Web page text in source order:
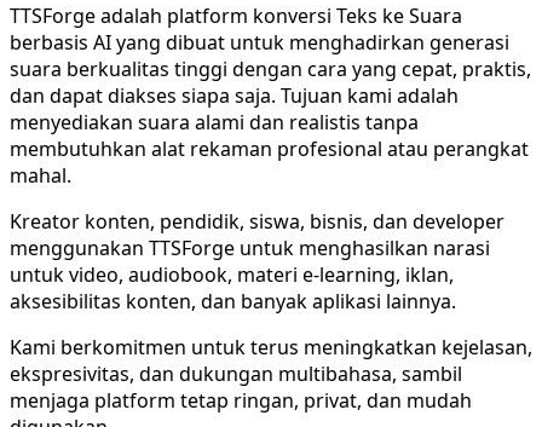
TTSForge adalah platform konversi Teks ke Suara
berbasis AI yang dibuat untuk menghadirkan generasi
suara berkualitas tinggi dengan cara yang cepat, praktis,
dan dapat diakses siapa saja. Tujuan kami adalah
menyediakan suara alami dan realistis tanpa
membutuhkan alat rekaman profesional atau perangkat
mahal.
Kreator konten, pendidik, siswa, bisnis, dan developer
menggunakan TTSForge untuk menghasilkan narasi
untuk video, audiobook, materi e-learning, iklan,
aksesibilitas konten, dan banyak aplikasi lainnya.
Kami berkomitmen untuk terus meningkatkan kejelasan,
ekspresivitas, dan dukungan multibahasa, sambil
menjaga platform tetap ringan, privat, dan mudah